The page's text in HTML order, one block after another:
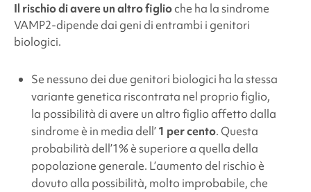
Il rischio di avere un altro figlioche ha la sindrome
VAMP2-dipende dai geni di entrambi i genitori
biologici.
Se nessuno dei due genitori biologici ha la stessa
variante genetica riscontrata nel proprio figlio,
la possibilità di avere un altro figlio affetto dalla
sindrome è in media dell’1 per cento. Questa
probabilità dell’1% è superiore a quella della
popolazione generale. L’aumento del rischio è
dovuto alla possibilità, molto improbabile, che